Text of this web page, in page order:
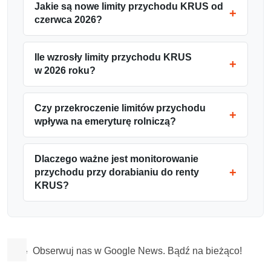
Jakie są nowe limity przychodu KRUS od
czerwca 2026?
Ile wzrosły limity przychodu KRUS
w 2026 roku?
Czy przekroczenie limitów przychodu
wpływa na emeryturę rolniczą?
Dlaczego ważne jest monitorowanie
przychodu przy dorabianiu do renty
KRUS?
Obserwuj nas w Google News. Bądź na bieżąco!